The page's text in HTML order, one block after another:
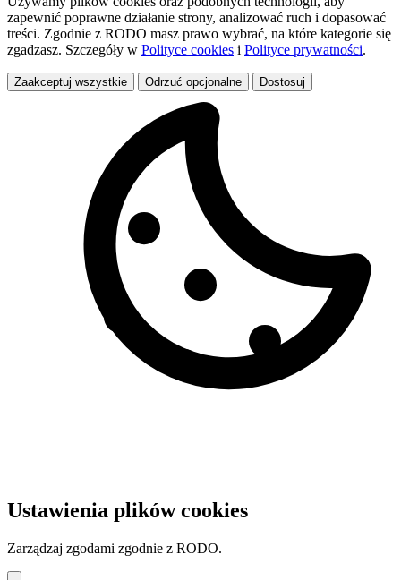
zapewnić poprawne działanie strony, analizować ruch i dopasować
treści. Zgodnie z RODO masz prawo wybrać, na które kategorie się
zgadzasz. Szczegóły w Polityce cookies i Polityce prywatności.
Zaakceptuj wszystkie Odrzuć opcjonalne Dostosuj
Ustawienia plików cookies
Zarządzaj zgodami zgodnie z RODO.